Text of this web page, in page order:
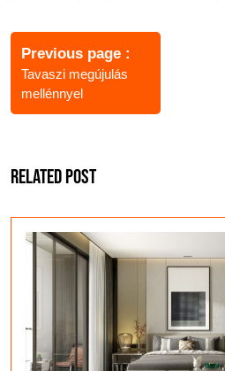
Bejegyzés
navigáció
Previous page
Tavaszi megújulás
mellénnyel
Related Post